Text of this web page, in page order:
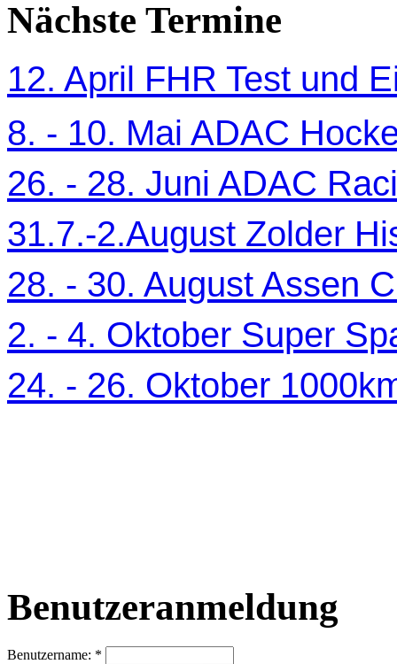
Nächste Termine
12. April FHR Test und
8. - 10. Mai ADAC
26. - 28. Juni ADAC
31.7.-2.August Zolder
28. - 30. August Assen
2. - 4. Oktober Super
24. - 26. Oktober
Benutzeranmeldung
Benutzername: *